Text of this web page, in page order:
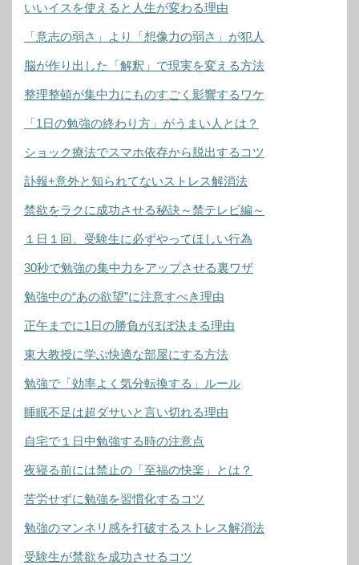
いいイスを使えると人生が変わる理由
「意志の弱さ」より「想像力の弱さ」が犯人
脳が作り出した「解釈」で現実を変える方法
整理整頓が集中力にものすごく影響するワケ
「1日の勉強の終わり方」がうまい人とは？
ショック療法でスマホ依存から脱出するコツ
訃報+意外と知られてないストレス解消法
禁欲をラクに成功させる秘訣～禁テレビ編～
１日１回、受験生に必ずやってほしい行為
30秒で勉強の集中力をアップさせる裏ワザ
勉強中の“あの欲望”に注意すべき理由
正午までに1日の勝負がほぼ決まる理由
東大教授に学ぶ快適な部屋にする方法
勉強で「効率よく気分転換する」ルール
睡眠不足は超ダサいと言い切れる理由
自宅で１日中勉強する時の注意点
夜寝る前には禁止の「至福の快楽」とは？
苦労せずに勉強を習慣化するコツ
勉強のマンネリ感を打破するストレス解消法
受験生が禁欲を成功させるコツ